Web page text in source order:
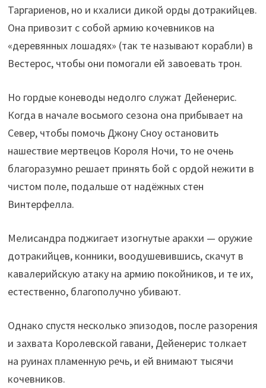
Таргариенов, но и кхалиси дикой орды дотракийцев.
Она привозит с собой армию кочевников на
«деревянных лошадях» (так те называют корабли) в
Вестерос, чтобы они помогали ей завоевать трон.
Но гордые коневоды недолго служат Дейенерис.
Когда в начале восьмого сезона она прибывает на
Север, чтобы помочь Джону Сноу остановить
нашествие мертвецов Короля Ночи, то не очень
благоразумно решает принять бой с ордой нежити в
чистом поле, подальше от надёжных стен
Винтерфелла.
Мелисандра поджигает изогнутые аракхи — оружие
дотракийцев, конники, воодушевившись, скачут в
кавалерийскую атаку на армию покойников, и те их,
естественно, благополучно убивают.
Однако спустя несколько эпизодов, после разорения
и захвата Королевской гавани, Дейенерис толкает
на руинах пламенную речь, и ей внимают тысячи
кочевников.